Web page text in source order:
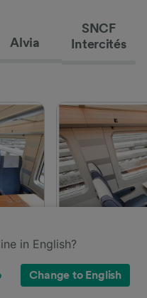
Alvia
SNCF
Intercités
in English?
Change to English